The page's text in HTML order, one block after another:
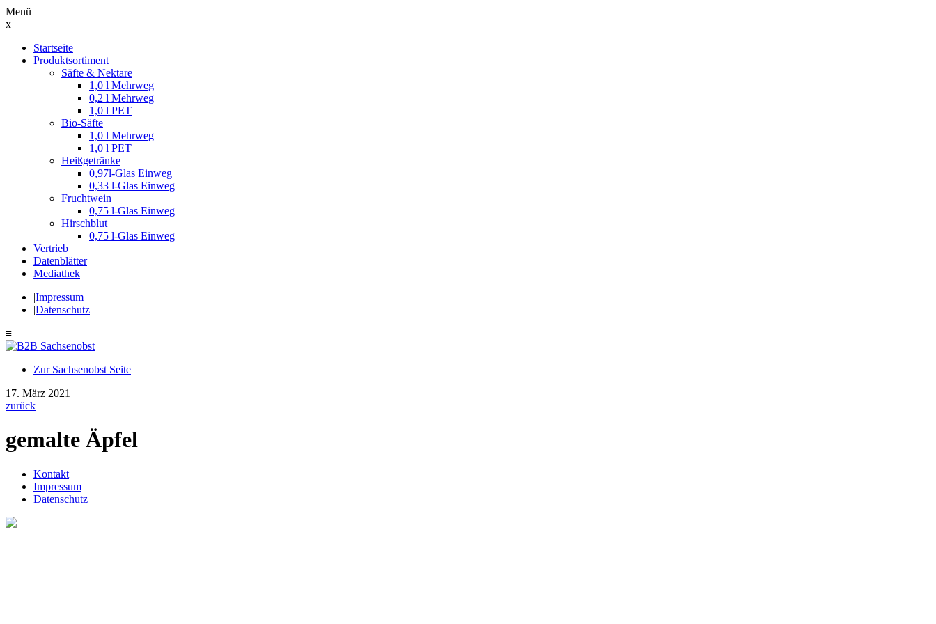
Menü
x
nach:
Startseite
Produktsortiment
Säfte & Nektare
1,0 l Mehrweg
0,2 l Mehrweg
1,0 l PET
Bio-Säfte
1,0 l Mehrweg
1,0 l PET
Heißgetränke
0,97l-Glas Einweg
0,33 l-Glas Einweg
Fruchtwein
0,75 l-Glas Einweg
Hirschblut
0,75 l-Glas Einweg
Vertrieb
Datenblätter
Mediathek
|Impressum
|Datenschutz
≡
Zur Sachsenobst Seite
Suche
nach:
17. März 2021
zurück
gemalte Äpfel
Kontakt
Impressum
Datenschutz